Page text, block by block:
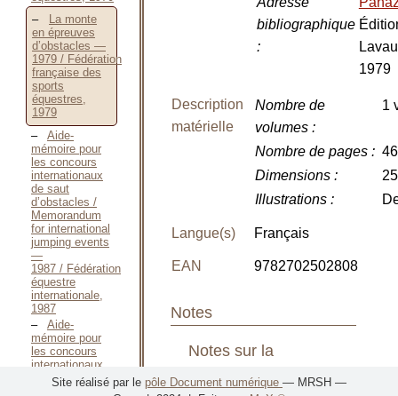
La monte
en épreuves
d’obstacles —
1979 / Fédération
française des
sports
équestres,
1979
Aide-
mémoire pour
les concours
internationaux
de saut
d’obstacles /
Memorandum
for international
jumping events
—
1987 / Fédération
équestre
internationale,
1987
Aide-
mémoire pour
les concours
internationaux
de saut
d’obstacles /
bibliographique
:
1979
Description
matérielle
Nombre de
volumes:
1
Nombre de pages:
Dimensions:
Illustrations:
Langue(s) Français
EAN 9782702502808
Notes
Notes sur la
publication
Site réalisé par le pôle Document numérique — MRSH —